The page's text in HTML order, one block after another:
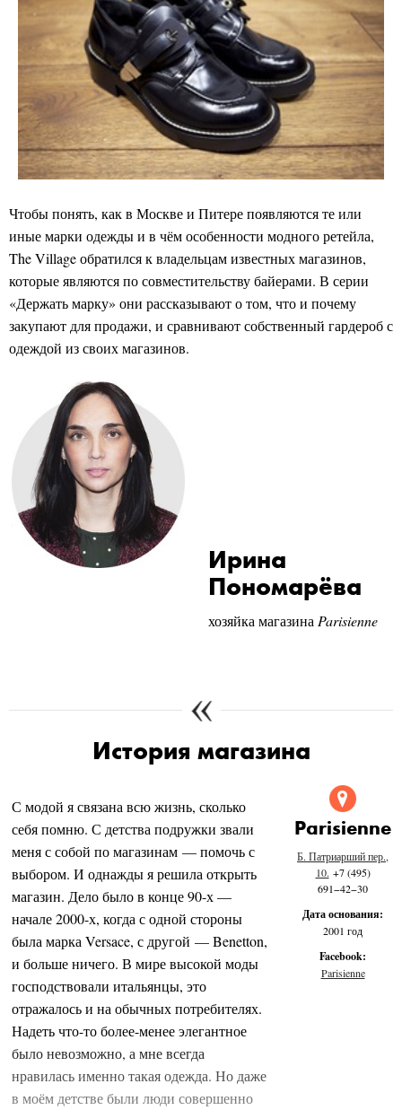
Чтобы понять, как в Москве и Питере появляются те или
иные марки одежды и в чём особенности модного ретейла,
The Village обратился к владельцам известных магазинов,
которые являются по совместительству байерами. В серии
«Держать марку» они рассказывают о том, что и почему
закупают для продажи, и сравнивают собственный гардероб с
одеждой из своих магазинов.
Ирина
Пономарёва
хозяйка магазина Parisienne
История магазина
С модой я связана всю жизнь, сколько
себя помню. С детства подружки звали
меня с собой по магазинам — помочь с
выбором. И однажды я решила открыть
магазин. Дело было в конце 90-х —
начале 2000-х, когда с одной стороны
была марка Versace, с другой — Benetton,
и больше ничего. В мире высокой моды
господствовали итальянцы, это
отражалось и на обычных потребителях.
Надеть что-то более-менее элегантное
было невозможно, а мне всегда
нравилась именно такая одежда. Но даже
в моём детстве были люди совершенно
Parisienne
Б. Патриарший пер.,
10. +7 (495)
691−42−30
Дата основания:
2001 год
Facebook:
Parisienne